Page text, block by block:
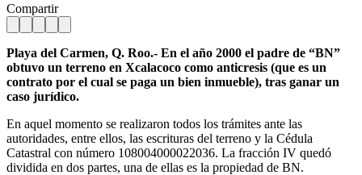
Compartir
Playa del Carmen, Q. Roo.- En el año 2000 el padre de “BN”
obtuvo un terreno en Xcalacoco como anticresis (que es un
contrato por el cual se paga un bien inmueble), tras ganar un
caso jurídico.
En aquel momento se realizaron todos los trámites ante las
autoridades, entre ellos, las escrituras del terreno y la Cédula
Catastral con número 108004000022036. La fracción IV quedó
dividida en dos partes, una de ellas es la propiedad de BN.